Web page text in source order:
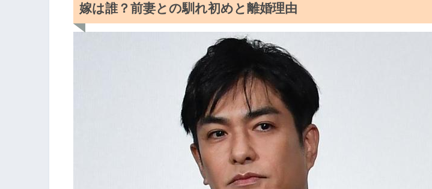
嫁は誰？前妻との馴れ初めと離婚理由